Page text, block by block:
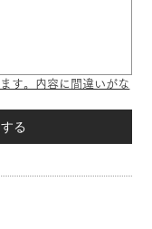
す。内容に間違いがな
る